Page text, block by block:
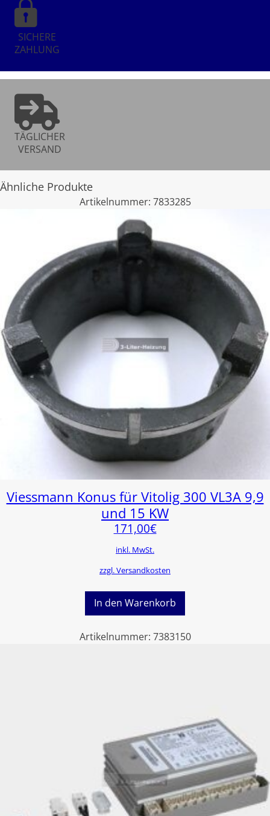
SICHERE
ZAHLUNG
TÄGLICHER
VERSAND
Ähnliche Produkte
Artikelnummer: 7833285
Viessmann Konus für Vitolig 300 VL3A 9,9
und 15 KW
171,00€
inkl. MwSt.
zzgl. Versandkosten
In den Warenkorb
Artikelnummer: 7383150